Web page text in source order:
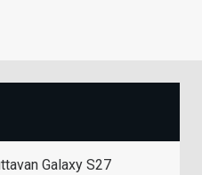
Galaxy S27